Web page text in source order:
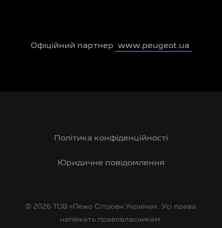
Офіційний партнер www.peugeot.ua
Політика конфіденційності
Юридичне повідомлення
© 2026 ТОВ «Пежо Сітроен Україна». Усі права
належать правовласникам.